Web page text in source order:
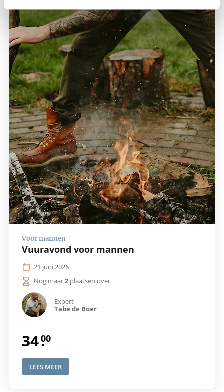
Vuuravond voor mannen
21 juni 2026
Nog maar2 plaatsen over
Expert
Tabe de Boer
34.
LEES MEER